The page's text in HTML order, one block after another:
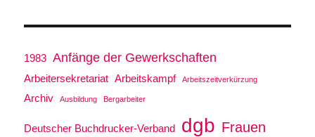
1983 Anfänge der Gewerkschaften
Arbeitersekretariat Arbeitskampf Arbeitszeitverkürzung
Archiv Ausbildung Bergarbeiter
Deutscher Buchdrucker-Verband dgb Frauen